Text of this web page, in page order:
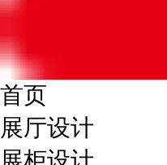
首页
展厅设计